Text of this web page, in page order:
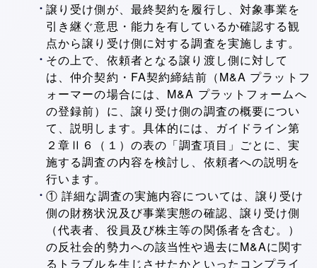
譲り受け側が、最終契約を履行し、対象事業を
引き継ぐ意思・能力を有しているか確認する観
点から譲り受け側に対する調査を実施します。
その上で、依頼者となる譲り渡し側に対して
は、仲介契約・FA契約締結前（M&A プラットフ
ォーマーの場合には、M&A プラットフォームへ
の登録前）に、譲り受け側の調査の概要につい
て、説明します。具体的には、ガイドライン第
２章Ⅱ６（１）の表の「調査項目」ごとに、実
施する調査の内容を検討し、依頼者への説明を
行います。
① 詳細な調査の実施内容については、譲り受け
側の財務状況及び事業実態の確認、譲り受け側
（代表者、役員及び株主等の関係者を含む。）
の反社会的勢力への該当性や過去にM&Aに関す
るトラブルを生じさせたかといったコンプライ